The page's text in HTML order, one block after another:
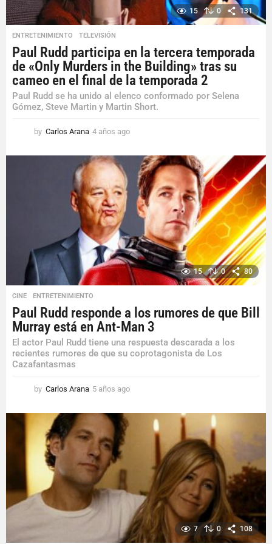
15 0 131
ENTRETENIMIENTO ,TELEVISIÓN
Paul Rudd participa en la tercera temporada
de «Only Murders in the Building» tras su
cameo en el final de la temporada 2
Paul Rudd se ha unido al elenco conformado por Selena
Gómez, Steve Martin y Martin Short.
by Carlos Arana 4 años ago
ñ
15 0 80
CINE ,ENTRETENIMIENTO
Paul Rudd responde a los rumores de que Bill
Murray está en Ant-Man 3
El actor Paul Rudd tiene una respuesta descarada a los
recientes rumores de que su coprotagonista de Los
Cazafantasmas
by Carlos Arana 5 años ago
ñ
7 0 108